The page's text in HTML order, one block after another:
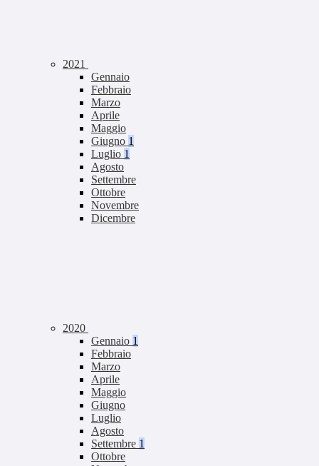
2021
Gennaio
Febbraio
Marzo
Aprile
Maggio
Giugno 1
Luglio 1
Agosto
Settembre
Ottobre
Novembre
Dicembre
2020
Gennaio 1
Febbraio
Marzo
Aprile
Maggio
Giugno
Luglio
Agosto
Settembre 1
Ottobre